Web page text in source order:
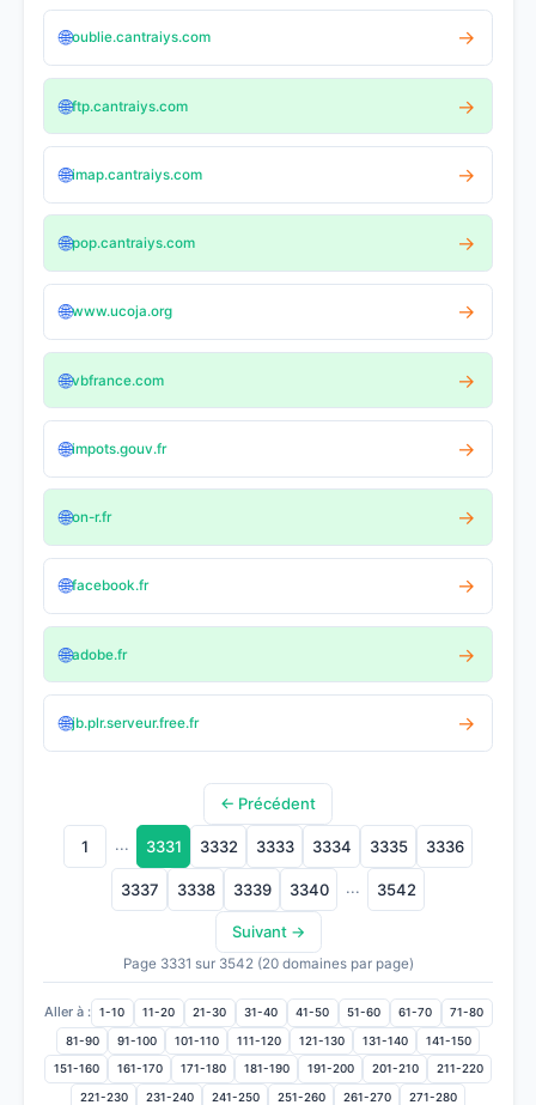
🌐oublie.cantraiys.com →
🌐ftp.cantraiys.com →
🌐imap.cantraiys.com →
🌐pop.cantraiys.com →
🌐www.ucoja.org →
🌐vbfrance.com →
🌐impots.gouv.fr →
🌐on-r.fr →
🌐facebook.fr →
🌐adobe.fr →
🌐jb.plr.serveur.free.fr →
← Précédent
1 ... 3331 3332 3333 3334 3335 3336
3337 3338 3339 3340 ... 3542
Suivant →
Page 3331 sur 3542 (20 domaines par page)
Aller à : 1-10 11-20 21-30 31-40 41-50 51-60 61-70 71-80
81-90 91-100 101-110 111-120 121-130 131-140 141-150
151-160 161-170 171-180 181-190 191-200 201-210 211-220
221-230 231-240 241-250 251-260 261-270 271-280